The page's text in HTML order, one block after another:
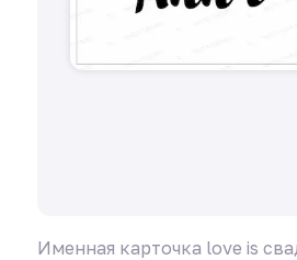
Именная карточка love is